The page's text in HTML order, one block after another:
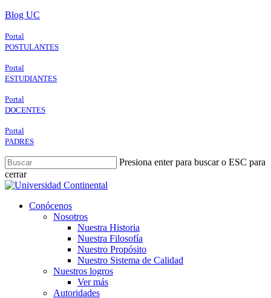
Skip
main
content
Blog UC
Portal
POSTULANTES
Portal
ESTUDIANTES
Portal
DOCENTES
Portal
PADRES
Presiona enter para buscar o ESC para
cerrar
Close
search
Menu
Conócenos
Nosotros
Nuestra Historia
Nuestra Filosofía
Nuestro Propósito
Nuestro Sistema de Calidad
Nuestros logros
Ver más
Autoridades